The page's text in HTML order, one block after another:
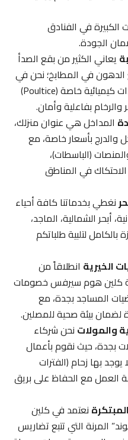
في الفنادق
الجودة.
الكثير من بقع الصدأ
في المطابخ؛ نحن في
كلين هوم سيرفس نستخدم كمادات كيميائية خاصة (Poultice)
بفاعلية وأمان.
هي عنوان منزلك،
بأسعار خاصة، مع
(الباسطات)،
في المناطق
بخدماتنا كافة أحياء
الشمالية، الماجد،
لتلبية طلباتكم
انطلاقاً من
كلين هوم سيرفس خصومات
المساجد بجدة، مع
بيئة صحية للمصلين.
والمولاتنحن شركاء
بجدة، حيث نقوم بأعمال
بها زحام (الفترات
مع الحفاظ على بريق
نعتمد في كلين
التي تتبع تضاريس